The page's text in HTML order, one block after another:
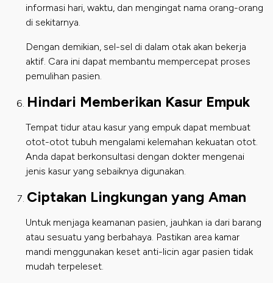
informasi hari, waktu, dan mengingat nama orang-orang
di sekitarnya.
Dengan demikian, sel-sel di dalam otak akan bekerja
aktif. Cara ini dapat membantu mempercepat proses
pemulihan pasien.
Hindari Memberikan Kasur Empuk
Tempat tidur atau kasur yang empuk dapat membuat
otot-otot tubuh mengalami kelemahan kekuatan otot.
Anda dapat berkonsultasi dengan dokter mengenai
jenis kasur yang sebaiknya digunakan.
Ciptakan Lingkungan yang Aman
Untuk menjaga keamanan pasien, jauhkan ia dari barang
atau sesuatu yang berbahaya. Pastikan area kamar
mandi menggunakan keset anti-licin agar pasien tidak
mudah terpeleset.